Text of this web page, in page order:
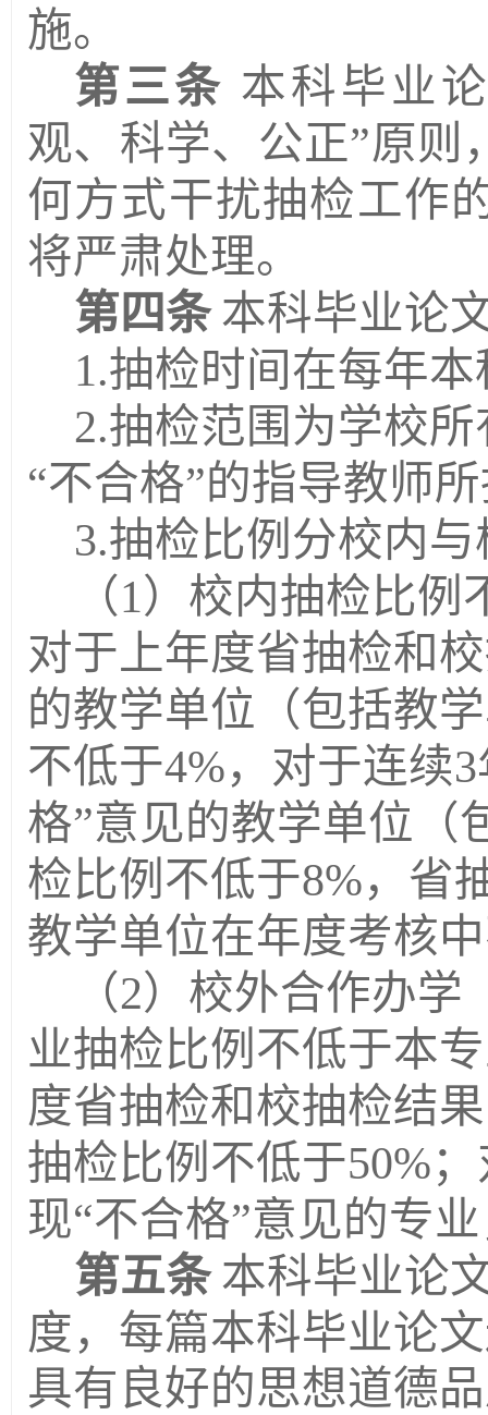
施。
第三条 本科毕业
观、科学、公正”原则
何方式干扰抽检工作
将严肃处理。
第四条 本科毕业论
1.抽检时间在每年
2.抽检范围为学校
“不合格”的指导教师
3.抽检比例分校内
（1）校内抽检比例
对于上年度省抽检和
的教学单位 （包括教
不低于4%，对于连续
格”意见的教学单位 （
检比例不低于8%，省
教学单位在年度考核
（2）校外合作办学
业抽检比例不低于本
度省抽检和校抽检结
抽检比例不低于50%
现“不合格”意见的专
第五条 本科毕业论
度，每篇本科毕业论
具有良好的思想道德